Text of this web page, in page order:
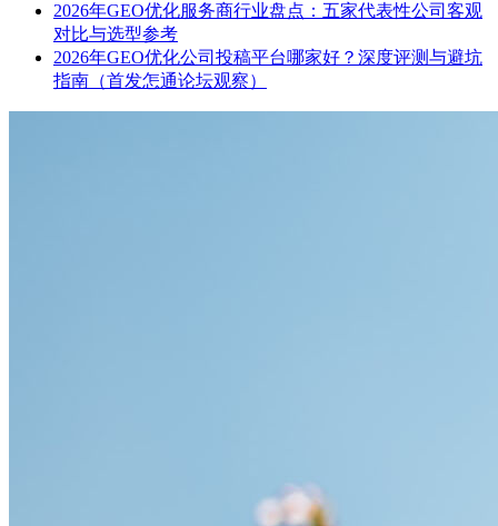
2026年GEO优化服务商行业盘点：五家代表性公司客观
对比与选型参考
2026年GEO优化公司投稿平台哪家好？深度评测与避坑
指南（首发怎通论坛观察）